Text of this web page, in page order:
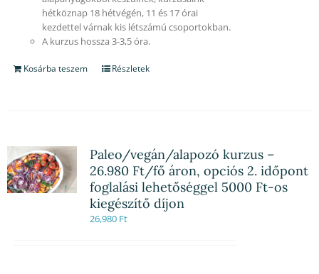
hétköznap 18 hétvégén, 11 és 17 órai
kezdettel várnak kis létszámú csoportokban.
A kurzus hossza 3-3,5 óra.
Kosárba teszem Részletek
Paleo/vegán/alapozó kurzus –
26.980 Ft/fő áron, opciós 2. időpont
foglalási lehetőséggel 5000 Ft-os
kiegészítő díjon
26,980 Ft